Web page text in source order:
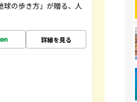
球の歩き方」が贈る、人
詳細を見る